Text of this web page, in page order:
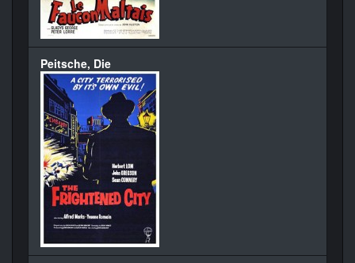
Peitsche, Die